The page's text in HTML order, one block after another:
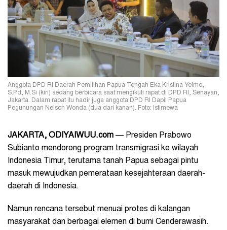
Anggota DPD RI Daerah Pemilihan Papua Tengah Eka Kristina Yeimo,
S.Pd, M.Si (kiri) sedang berbicara saat mengikuti rapat di DPD RI, Senayan,
Jakarta. Dalam rapat itu hadir juga anggota DPD RI Dapil Papua
Pegunungan Nelson Wonda (dua dari kanan). Foto: Istimewa
JAKARTA, ODIYAIWUU.com — Presiden Prabowo
Subianto mendorong program transmigrasi ke wilayah
Indonesia Timur, terutama tanah Papua sebagai pintu
masuk mewujudkan pemerataan kesejahteraan daerah-
daerah di Indonesia.
Namun rencana tersebut menuai protes di kalangan
masyarakat dan berbagai elemen di bumi Cenderawasih.